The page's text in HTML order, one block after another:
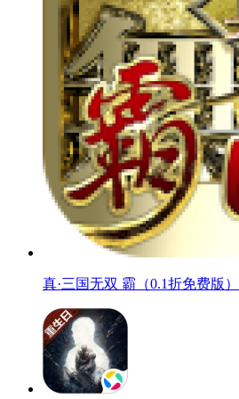
真·三国无双 霸（0.1折免费版）